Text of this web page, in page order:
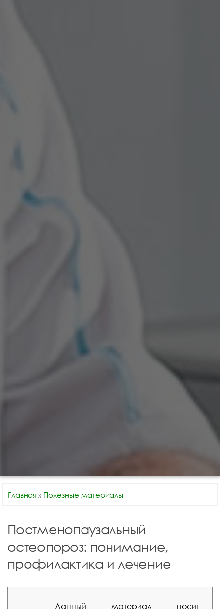
Главная » Полезные материалы
Постменопаузальный
остеопороз: понимание,
профилактика и лечение
Данный материал носит